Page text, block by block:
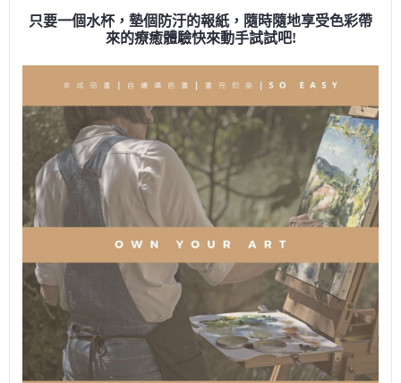
只要一個水杯，墊個防汙的報紙，隨時隨地享受色彩帶
來的療癒體驗快來動手試試吧!